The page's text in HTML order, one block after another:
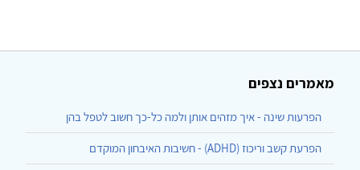
מאמרים נצפים
הפרעות שינה - איך מזהים אותן ולמה כל-כך חשוב לטפל בהן
הפרעת קשב וריכוז (ADHD) - חשיבות האיבחון המוקדם